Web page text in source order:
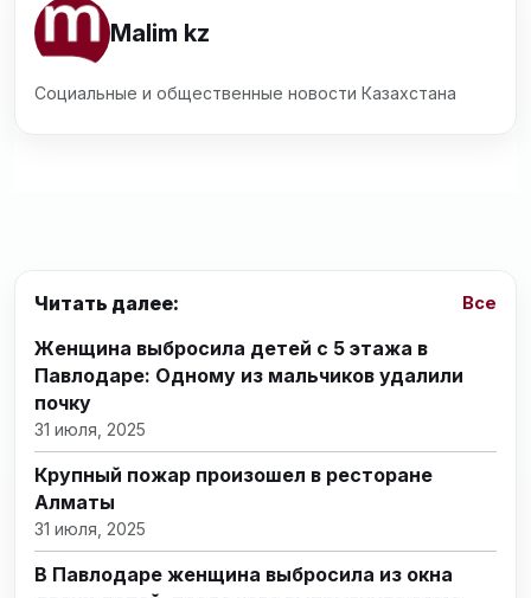
Malim kz
Социальные и общественные новости Казахстана
Читать далее: Все
Женщина выбросила детей с 5 этажа в
Павлодаре: Одному из мальчиков удалили
почку
31 июля, 2025
Крупный пожар произошел в ресторане
Алматы
31 июля, 2025
В Павлодаре женщина выбросила из окна